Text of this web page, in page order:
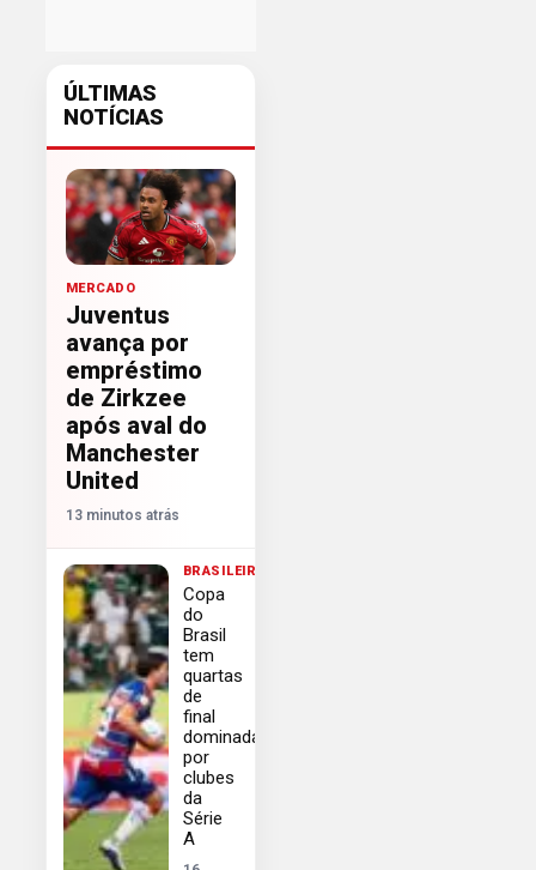
ÚLTIMAS
NOTÍCIAS
MERCADO
Juventus
avança por
empréstimo
de Zirkzee
após aval do
Manchester
United
13 minutos atrás
BRASILEIRÃO
Copa
do
Brasil
tem
quartas
de
final
dominadas
por
clubes
da
Série
A